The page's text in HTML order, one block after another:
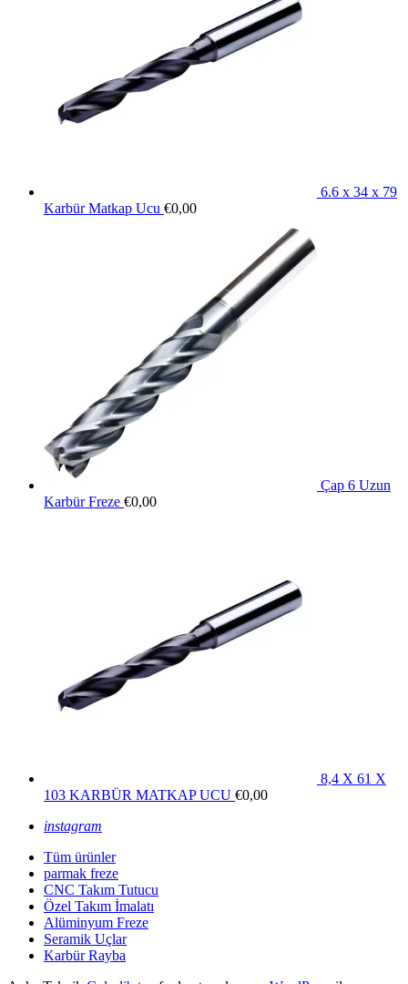
6.6 x 34 x 79
Karbür Matkap Ucu €0,00
Çap 6 Uzun
Karbür Freze €0,00
8,4 X 61 X
103 KARBÜR MATKAP UCU €0,00
instagram
Tüm ürünler
parmak freze
CNC Takım Tutucu
Özel Takım İmalatı
Alüminyum Freze
Seramik Uçlar
Karbür Rayba